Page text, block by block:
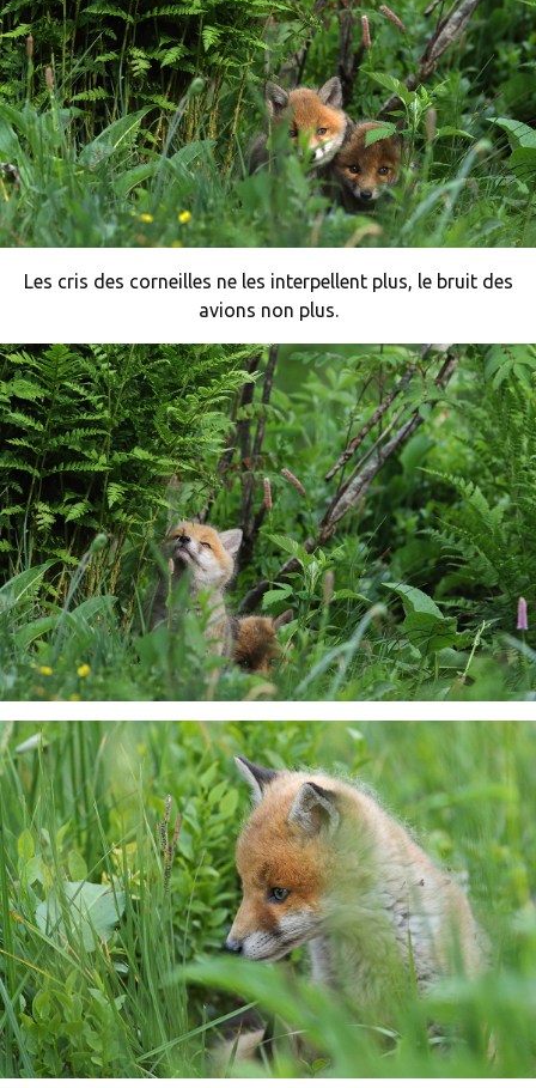
Les cris des corneilles ne les interpellent plus, le bruit des
avions non plus.